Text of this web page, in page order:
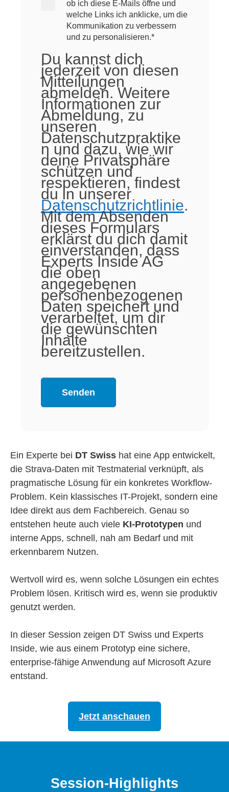
ob ich diese E-Mails öffne und
welche Links ich anklicke, um die
Kommunikation zu verbessern
und zu personalisieren.*
Du kannst dich
jederzeit von diesen
Mitteilungen
abmelden. Weitere
Informationen zur
Abmeldung, zu
unseren
Datenschutzpraktike
n und dazu, wie wir
deine Privatsphäre
schützen und
respektieren, findest
du in unserer
Datenschutzrichtlinie.
Mit dem Absenden
dieses Formulars
erklärst du dich damit
einverstanden, dass
Experts Inside AG
die oben
angegebenen
personenbezogenen
Daten speichert und
verarbeitet, um dir
die gewünschten
Inhalte
bereitzustellen.
Ein Experte bei DT Swiss hat eine App entwickelt,
die Strava-Daten mit Testmaterial verknüpft, als
pragmatische Lösung für ein konkretes Workflow-
Problem. Kein klassisches IT-Projekt, sondern eine
Idee direkt aus dem Fachbereich. Genau so
entstehen heute auch viele KI-Prototypen und
interne Apps, schnell, nah am Bedarf und mit
erkennbarem Nutzen.
Wertvoll wird es, wenn solche Lösungen ein echtes
Problem lösen. Kritisch wird es, wenn sie produktiv
genutzt werden.
In dieser Session zeigen DT Swiss und Experts
Inside, wie aus einem Prototyp eine sichere,
enterprise-fähige Anwendung auf Microsoft Azure
entstand.
Jetzt anschauen
Session-Highlights